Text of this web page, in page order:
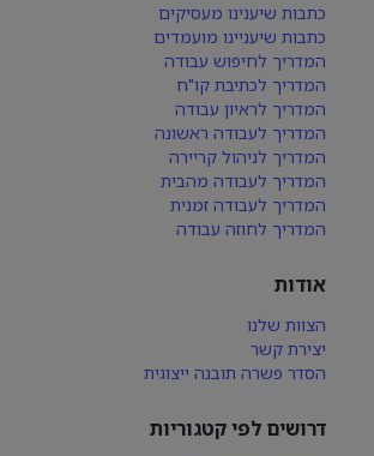
כתבות שיענינו מעסיקים
כתבות שיעניינו מועמדים
המדריך לחיפוש עבודה
המדריך לכתיבת קו"ח
המדריך לראיון עבודה
המדריך לעבודה ראשונה
המדריך לניהול קריירה
המדריך לעבודה מהבית
המדריך לעבודה זמנית
המדריך לחוזה עבודה
אודות
הצוות שלנו
יצירת קשר
הסדר פשרה תובנה ייצוגית
דרושים לפי קטגוריות